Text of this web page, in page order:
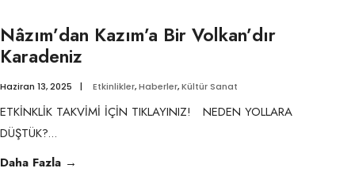
Takvimi
Nâzım’dan Kazım’a Bir Volkan’dır
Karadeniz
Haziran 13, 2025 | Etkinlikler,Haberler,Kültür Sanat
ETKİNKLİK TAKVİMİ İÇİN TIKLAYINIZ! NEDEN YOLLARA
DÜŞTÜK?...
Daha Fazla →